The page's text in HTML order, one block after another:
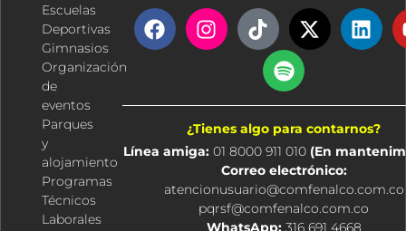
Escuelas
Deportivas
Gimnasios
Organización
de
eventos
Parques
y
alojamiento
Programas
Técnicos
Laborales
F
a
b
k
I
n
a
g
a
m
T
i
k
o
k
X
-
i
t
t
e
r
L
i
e
d
n
S
p
o
t
i
f
y
¿Tienes algo para contarnos?
Línea amiga:01 8000 911 010 (En
Correo electrónico:
atencionusuario@comfenalco.com.co
pqrsf@comfenalco.com.co
WhatsApp:316 691 4668